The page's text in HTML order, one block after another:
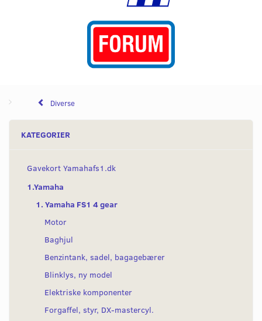
Diverse
KATEGORIER
Gavekort Yamahafs1.dk
1.Yamaha
1. Yamaha FS1 4 gear
Motor
Baghjul
Benzintank, sadel, bagagebærer
Blinklys, ny model
Elektriske komponenter
Forgaffel, styr, DX-mastercyl.